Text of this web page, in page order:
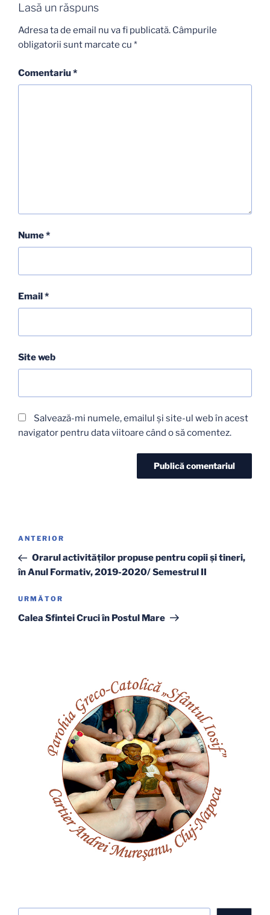
Lasă un răspuns
Adresa ta de email nu va fi publicată. Câmpurile
obligatorii sunt marcate cu *
Comentariu*
Nume*
Email*
Site web
Salvează-mi numele, emailul și site-ul web în acest
navigator pentru data viitoare când o să comentez.
Navigare
articole
Articolul
anterior
ANTERIOR
Orarul activităților propuse pentru copii și tineri,
în Anul Formativ, 2019-2020/ Semestrul II
Articolul
următor
URMĂTOR
Calea Sfintei Cruci în Postul Mare